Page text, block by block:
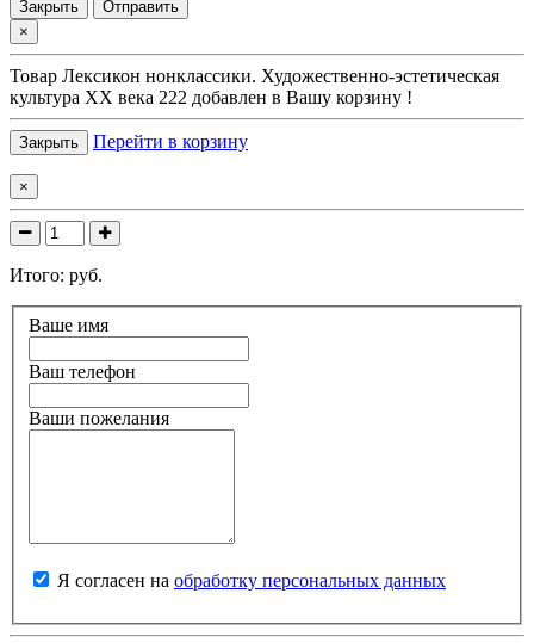
Закрыть
Отправить
×
Товар Лексикон нонклассики. Художественно-эстетическая
культура XX века 222 добавлен в Вашу корзину !
Закрыть Перейти в корзину
×
Итого: руб.
Ваше имя
Ваш телефон
Ваши пожелания
Я согласен на обработку персональных данных